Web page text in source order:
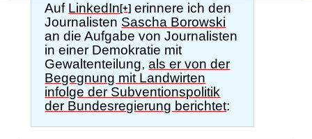
Auf LinkedIn[+] erinnere ich den
Journalisten Sascha Borowski
an die Aufgabe von Journalisten
in einer Demokratie mit
Gewaltenteilung,als er von der
Begegnung mit Landwirten
infolge der Subventionspolitik
der Bundesregierung berichtet: